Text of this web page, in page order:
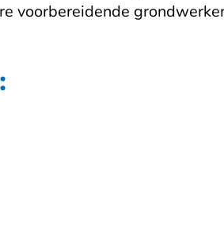
voorbereidende